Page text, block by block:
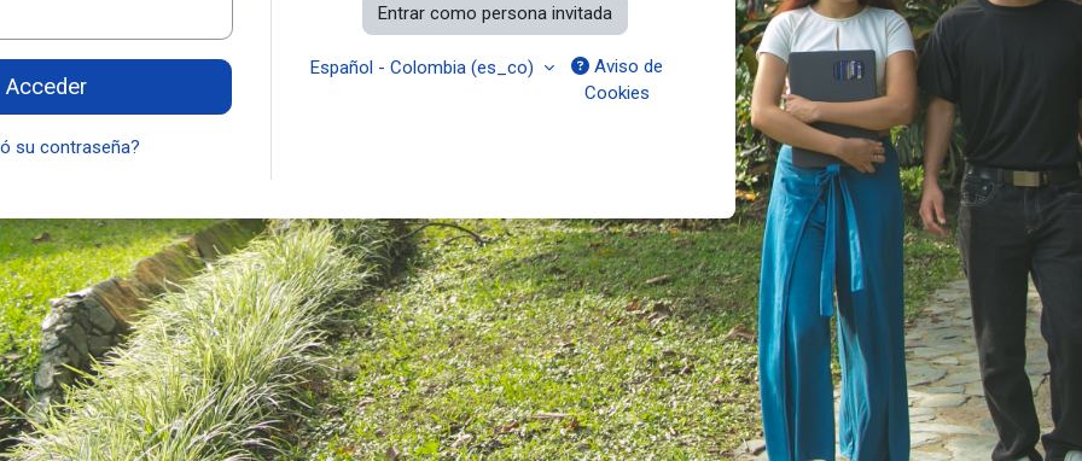
Acceder
su contraseña?
Entrar como persona invitada
Español - Colombia ‎(es_co)‎
Aviso de
Cookies